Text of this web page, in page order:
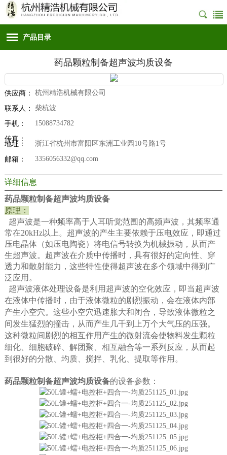
产品目录
药品颗粒制备超声波均质设备
供应商： 杭州精浩机械有限公司
联系人： 柴杭波
手机： 15088734782
传真：
地址： 浙江省杭州市富阳区东洲工业园10号路1号
邮箱： 3356056332@qq.com
详细信息
药品颗粒制备超声波均质设备
原理：
超声波是一种频率高于人耳听觉范围的高频声波，其频率通
常在20kHz以上。超声波的产生主要依赖于压电效应，即通过
压电晶体（如压电陶瓷）将电信号转换为机械振动，从而产
生超声波。超声波在介质中传播时，具有很好的定向性、穿
透力和散射能力，这些特性使得超声波在多个领域中得到广
泛应用。
超声波液体处理设备是利用超声波的空化效应，即当超声波
在液体中传播时，由于液体微粒的剧烈振动，会在液体内部
产生小空穴。这些小空穴迅速胀大和闭合，导致液体微粒之
间发生猛烈的撞击，从而产生几千到上万个大气压的压强。
这种微粒间剧烈的相互作用产生的微射流会使物料发生颗粒
细化、细胞破碎、解团聚、相互融合等一系列反应，从而起
到很好的分散、均质、搅拌、乳化、提取等作用。
药品颗粒制备超声波均质设备的设备参数：